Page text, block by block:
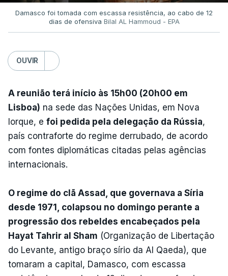
Damasco foi tomada com escassa resistência, ao cabo de 12
dias de ofensiva Bilal AL Hammoud - EPA
OUVIR
A reunião terá início às 15h00 (20h00 em
Lisboa) na sede das Nações Unidas, em Nova
Iorque, e foi pedida pela delegação da Rússia,
país contraforte do regime derrubado, de acordo
com fontes diplomáticas citadas pelas agências
internacionais.
O regime do clã Assad, que governava a Síria
desde 1971, colapsou no domingo perante a
progressão dos rebeldes encabeçados pela
Hayat Tahrir al Sham (Organização de Libertação
do Levante, antigo braço sírio da Al Qaeda), que
tomaram a capital, Damasco, com escassa